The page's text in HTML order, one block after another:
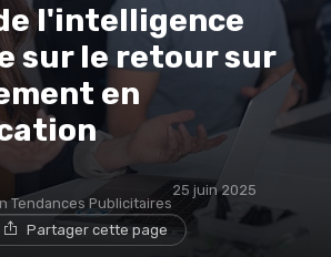
l'intelligence
sur le retour sur
en
Tendances Publicitaires
25 juin 2025
Partager cette page